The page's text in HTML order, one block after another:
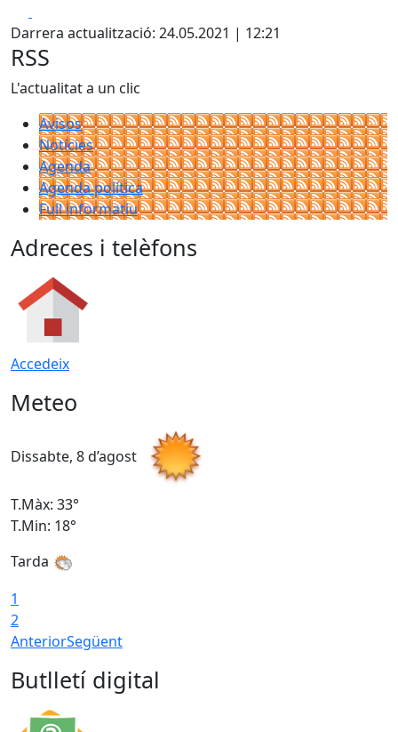
Darrera actualització: 24.05.2021 | 12:21
RSS
L'actualitat a un clic
Avisos
Notícies
Agenda
Agenda política
Full informatiu
Adreces i telèfons
Accedeix
Meteo
Dissabte, 8 d’agost
T.Màx: 33°
T.Min: 18°
Tarda
1
2
AnteriorSegüent
Butlletí digital